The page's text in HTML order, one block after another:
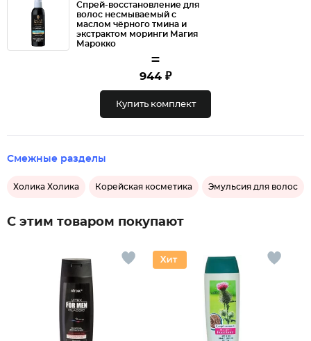
Спрей-восстановление для
волос несмываемый с
маслом чёрного тмина и
экстрактом моринги Магия
Марокко
=
944 ₽
Купить комплект
Смежные разделы
Холика Холика Корейская косметика Эмульсия для волос
С этим товаром покупают